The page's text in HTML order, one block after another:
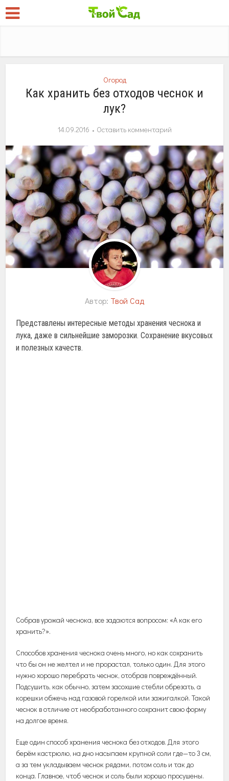
Огород
Как хранить без отходов чеснок и
лук?
14.09.2016 Оставить комментарий
Автор: Твой Сад
Представлены интересные методы хранения чеснока и
лука, даже в сильнейшие заморозки. Сохранение вкусовых
и полезных качеств.
Собравурожай чеснока, всезадаются вопросом: «А как его
хранить?».
Способовхранения чеснока очень много, но как сохранить
что бы он нежелтел и не прорастал,толькоодин. Для этого
нужнохорошо перебрать чеснок,отобрав повреждённый.
Подсушить, как обычно,затем засохшиестебли обрезать,а
корешки обжечь над газовой горелкой или зажигалкой.Такой
чеснок вотличиеот необработанногосохранитсвоюформу
на долгое время.
Ещеодин способхранения чеснока безотходов. Для этого
берём кастрюлю, на дно насыпаем крупной соли где—то3 см,
а за тем укладываем чеснок рядами, потом соль и так до
конца. Главное, чтоб чеснок и соль были хорошо просушены.